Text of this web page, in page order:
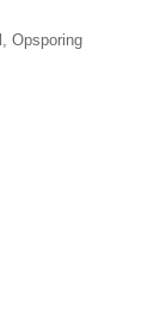
Opsporing